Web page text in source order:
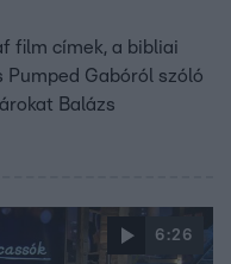
film címek, a bibliai
Pumped Gabóról szóló
Balázs
6:26